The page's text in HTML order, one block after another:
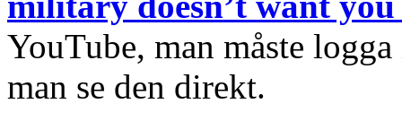
YouTube, man måste
man se den direkt.